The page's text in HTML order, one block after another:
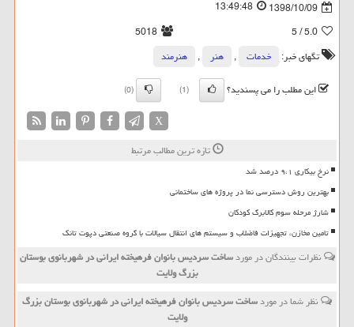
1398/10/09
13:49:48
5.0
/ 5
5018
تگهای خبر:
خدمات , هنر ,
هنرمند
این مطلب را می پسندید؟
(1)
(0)
X
تازه ترین مطالب مرتبط
نرخ بیکاری ۹،۱ درصد شد
بهترین روش دسترسی نما در پروژه های ساختمانی
شارژ مرحله سوم کالابرگ کودکان
تامین مخازن، تجهیزات فاضلاب و سیستم های انتقال سیالات با گروه صنعتی دپوت تانک
نظرات بینندگان در موردساخت سردیس بانوان فرهیخته ایرانی در شهربانوی بوستان
بزرگ ولایت
نظر شما در موردساخت سردیس بانوان فرهیخته ایرانی در شهربانوی بوستان بزرگ
ولایت